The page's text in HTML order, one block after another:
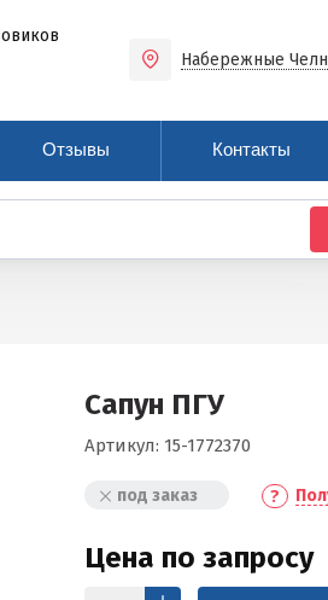
Набережные
Отзывы Контакты
Сапун ПГУ
Артикул: 15-1772370
под заказ
Цена по запросу